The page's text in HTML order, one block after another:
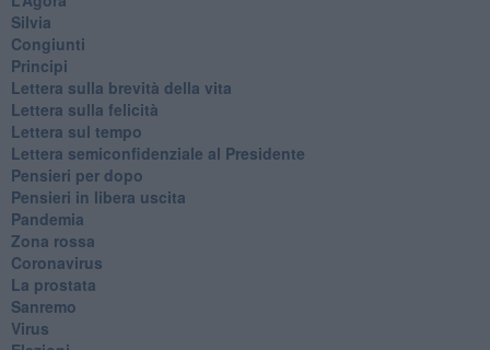
Silvia
Congiunti
Principi
​Lettera sulla brevità della vita
​Lettera sulla felicità
​Lettera sul tempo
Lettera semiconfidenziale al Presidente
Pensieri per dopo
​Pensieri in libera uscita
Pandemia
Zona rossa
Coronavirus
La prostata
Sanremo
Virus